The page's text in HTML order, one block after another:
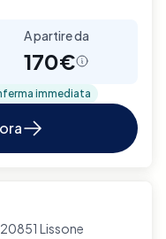
A partire da
170€
immediata
Lissone